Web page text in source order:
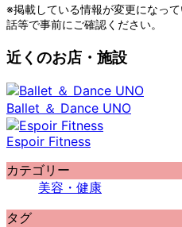
※掲載している情報が変更になっ
話等で事前にご確認ください。
近くのお店・施設
Ballet ＆ Dance UNO
Espoir Fitness
カテゴリー
美容・健康
タグ